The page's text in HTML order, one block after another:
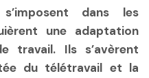
dans les
une adaptation
travail. Ils s’avèrent
du télétravail et la